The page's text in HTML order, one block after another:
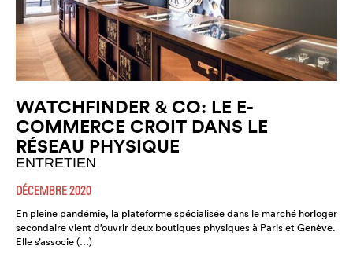
WATCHFINDER & CO: LE E-
COMMERCE CROIT DANS LE
RÉSEAU PHYSIQUE
ENTRETIEN
DÉCEMBRE 2020
En pleine pandémie, la plateforme spécialisée dans le marché horloger
secondaire vient d’ouvrir deux boutiques physiques à Paris et Genève.
Elle s’associe (…)